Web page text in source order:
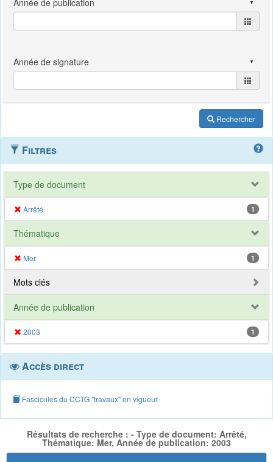
Rechercher
Filtres
Type de document
Arrêté 1
Thématique
Mer 1
Mots clés
Année de publication
2003 1
Accès direct
Fascicules du CCTG "travaux" en vigueur
Résultats de recherche : - Type de document: Arrêté,
Thématique: Mer, Année de publication: 2003